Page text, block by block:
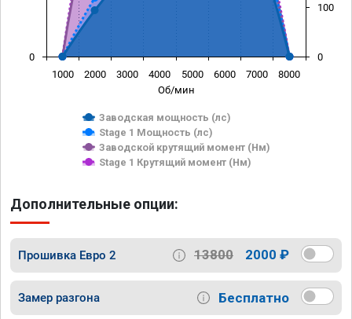
Об/мин
Заводская мощность (лс)
Stage 1 Мощность (лс)
Заводской крутящий момент (Нм)
Stage 1 Крутящий момент (Нм)
1000 2000 3000 4000 5000 6000 7000 8000
0 0
100
Дополнительные опции:
Прошивка Евро 2 13800 2000 ₽
Замер разгона Бесплатно